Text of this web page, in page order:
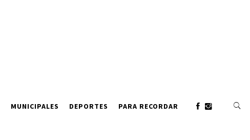
MUNICIPALES DEPORTES PARA RECORDAR